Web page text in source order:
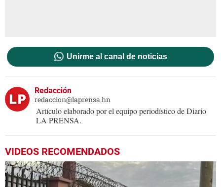
Unirme al canal de noticias
Redacción
redaccion@laprensa.hn
Artículo elaborado por el equipo periodístico de Diario
LA PRENSA.
VIDEOS RECOMENDADOS